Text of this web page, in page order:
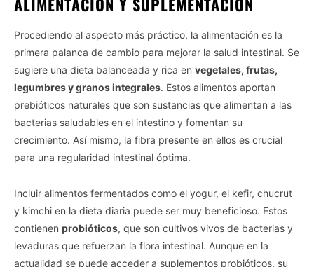
Procediendo al aspecto más práctico, la alimentación es la
primera palanca de cambio para mejorar la salud intestinal. Se
sugiere una dieta balanceada y rica en vegetales, frutas,
legumbres y granos integrales. Estos alimentos aportan
prebióticos naturales que son sustancias que alimentan a las
bacterias saludables en el intestino y fomentan su
crecimiento. Así mismo, la fibra presente en ellos es crucial
para una regularidad intestinal óptima.
Incluir alimentos fermentados como el yogur, el kefir, chucrut
y kimchi en la dieta diaria puede ser muy beneficioso. Estos
contienen probióticos, que son cultivos vivos de bacterias y
levaduras que refuerzan la flora intestinal. Aunque en la
actualidad se puede acceder a suplementos probióticos, su